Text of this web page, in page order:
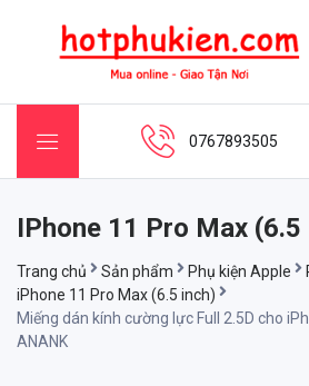
0767893505
IPhone 11 Pro Max (6.5
Trang chủ Sản phẩm Phụ kiện Apple
iPhone 11 Pro Max (6.5 inch)
Miếng dán kính cường lực Full 2.5D cho
ANANK